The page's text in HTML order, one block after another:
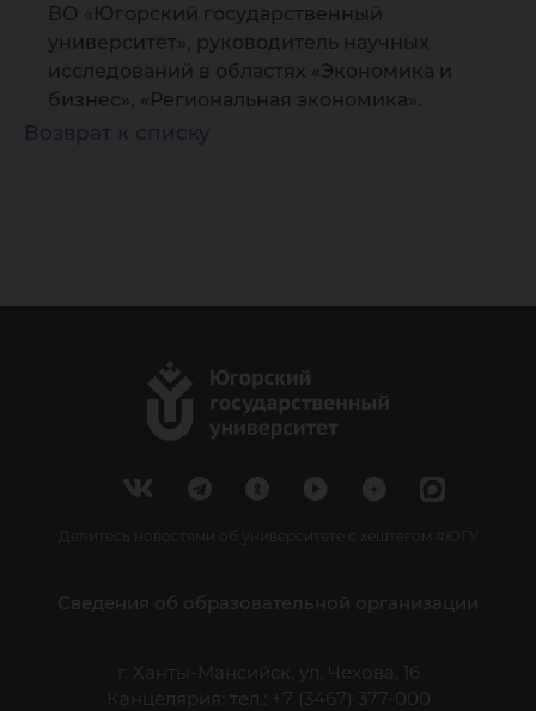
ВО «Югорский государственный
университет», руководитель научных
исследований в областях «Экономика и
бизнес», «Региональная экономика».
Возврат к списку
Делитесь новостями об университете с хештегом #ЮГУ
Сведения об образовательной организации
г. Ханты-Мансийск, ул. Чехова, 16
Канцелярия: тел.: +7 (3467) 377-000